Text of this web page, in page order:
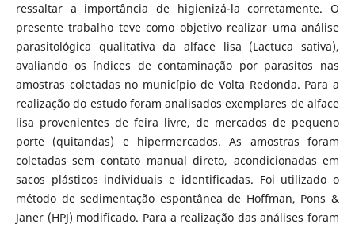
ressaltar a importância de higienizá-la corretamente. O
presente trabalho teve como objetivo realizar uma análise
parasitológica qualitativa da alface lisa (Lactuca sativa),
avaliando os índices de contaminação por parasitos nas
amostras coletadas no município de Volta Redonda. Para a
realização do estudo foram analisados exemplares de alface
lisa provenientes de feira livre, de mercados de pequeno
porte (quitandas) e hipermercados. As amostras foram
coletadas sem contato manual direto, acondicionadas em
sacos plásticos individuais e identificadas. Foi utilizado o
método de sedimentação espontânea de Hoffman, Pons &
Janer (HPJ) modificado. Para a realização das análises foram